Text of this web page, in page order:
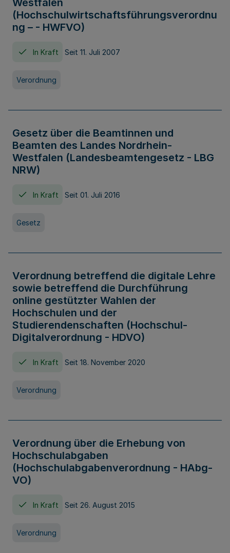
Westfalen
(Hochschulwirtschaftsführungsverordnu
ng – - HWFVO)
In Kraft Seit 11. Juli 2007
Verordnung
Gesetz über die Beamtinnen und
Beamten des Landes Nordrhein-
Westfalen (Landesbeamtengesetz - LBG
NRW)
In Kraft Seit 01. Juli 2016
Gesetz
Verordnung betreffend die digitale Lehre
sowie betreffend die Durchführung
online gestützter Wahlen der
Hochschulen und der
Studierendenschaften (Hochschul-
Digitalverordnung - HDVO)
In Kraft Seit 18. November 2020
Verordnung
Verordnung über die Erhebung von
Hochschulabgaben
(Hochschulabgabenverordnung - HAbg-
VO)
In Kraft Seit 26. August 2015
Verordnung